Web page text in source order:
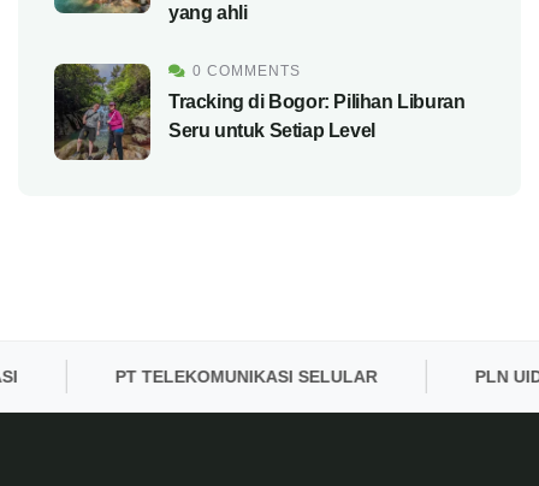
yang ahli
0 COMMENTS
Tracking di Bogor: Pilihan Liburan
Seru untuk Setiap Level
PT TELEKOMUNIKASI SELULAR PLN UID